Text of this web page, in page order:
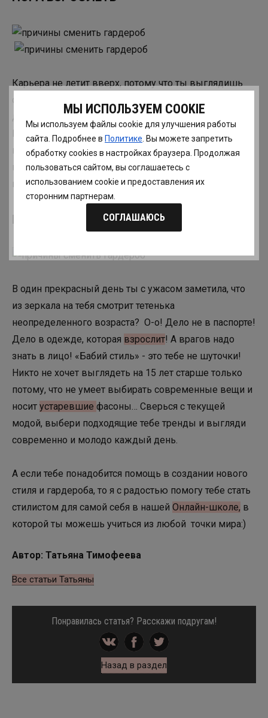
МЫ ИСПОЛЬЗУЕМ COOKIE
Мы используем файлы cookie для улучшения работы
сайта. Подробнее в Политике . Вы можете запретить
обработку сookies в настройках браузера. Продолжая
пользоваться сайтом, вы соглашаетесь с
использованием cookie и предоставления их
сторонним партнерам.
СОГЛАШАЮСЬ
Карьера не летит вверх, потому что ты выглядишь
слишком молодо? Все считают тебя милой
девчонкой, но не видят в тебепрофессионала
Может, пора сменить джемпер и конверсы на
платье-футляр и современный блейзер? Хочешь
повышения, одевайся так, как будто ты уже его
получила!
ВСТРЕТИЛА «ТЕТКУ» В ЗЕРКАЛЕ
В один прекрасный день ты с ужасом заметила, что
из зеркала на тебя смотрит тетенька
неопределенного возраста? О-о! Дело не в паспорте!
Дело в одежде, которая взрослит! А врагов надо
знать в лицо! «Бабий стиль» - это тебе не шуточки!
Никто не хочет выглядеть на 15 лет старше только
потому, что не умеет выбирать современные вещи и
носит устаревшие фасоны… Сверься с текущей
модой, выбери подходящие тебе тренды и выгляди
современно и молодо каждый день.
А если тебе понадобится помощь в создании нового
стиля и гардероба, то я с радостью помогу тебе стать
стилистом для самой себя в нашей Онлайн-школе, в
которой ты можешь учиться из любой точки мира:)
Автор: Татьяна Тимофеева
Все статьи Татьяны
Понравилась статья? Расскажи подругам!
Назад в раздел